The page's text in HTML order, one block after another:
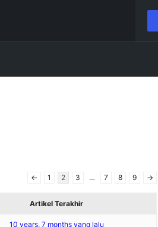
←
1 2 3 … 7 8 9 →
Artikel Terakhir
10 years, 7 months yang lalu